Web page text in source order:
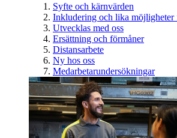
Syfte och kärnvärden
Inkludering och lika möjligheter
Utvecklas med oss
Ersättning och förmåner
Distansarbete
Ny hos oss
Medarbetarundersökningar